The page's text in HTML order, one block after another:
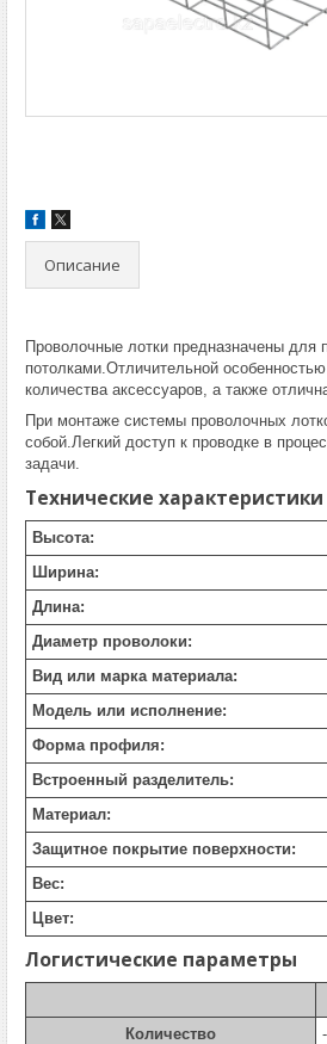
Описание
Проволочные лотки предназначены
потолками.Отличительной
количества аксессуаров, а также
При монтаже системы проволочных
собой.Легкий доступ к проводке в
задачи.
Технические характеристики
Высота:
Ширина:
Длина:
Диаметр проволоки:
Вид или марка материала:
Модель или исполнение:
Форма профиля:
Встроенный разделитель:
Материал:
Защитное покрытие поверхности:
Вес:
Цвет:
Логистические параметры
Количество
-